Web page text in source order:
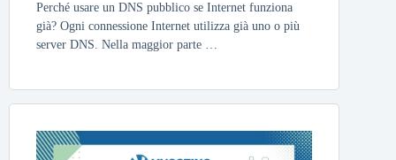
Perché usare un DNS pubblico se Internet funziona
già? Ogni connessione Internet utilizza già uno o più
server DNS. Nella maggior parte …